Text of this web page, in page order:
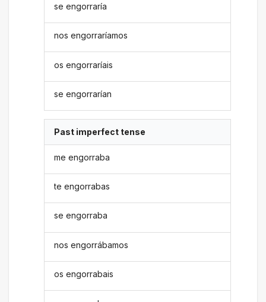
se engorraría
nos engorraríamos
os engorraríais
se engorrarían
Past imperfect tense
me engorraba
te engorrabas
se engorraba
nos engorrábamos
os engorrabais